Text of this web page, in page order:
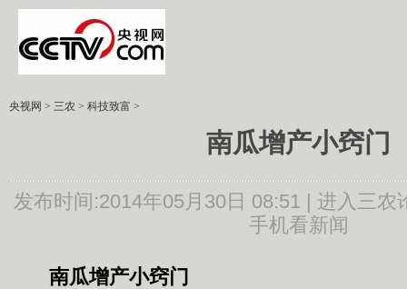
央视网 > 三农 > 科技致富 >
南瓜增产小窍门
发布时间:2014年05月30日 08:51 | 进入三农
手机看新闻
南瓜增产小窍门